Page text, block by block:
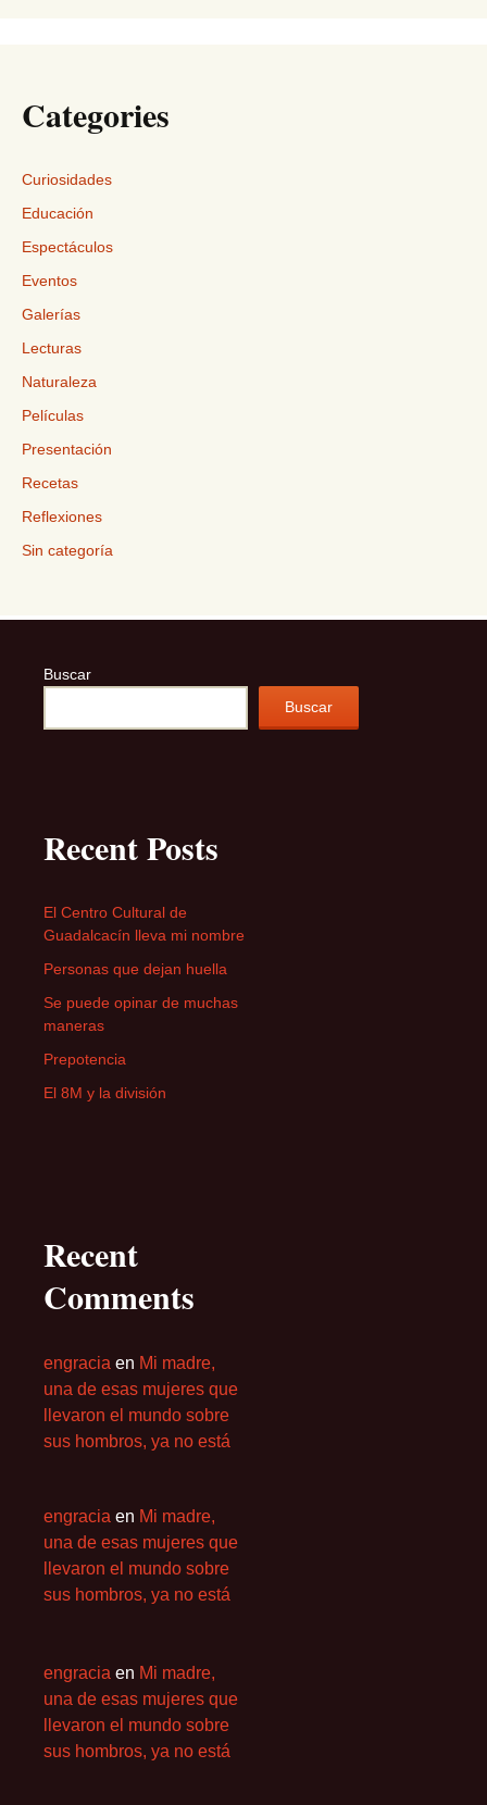
Categories
Curiosidades
Educación
Espectáculos
Eventos
Galerías
Lecturas
Naturaleza
Películas
Presentación
Recetas
Reflexiones
Sin categoría
Buscar
Buscar
Recent Posts
El Centro Cultural de
Guadalcacín lleva mi nombre
Personas que dejan huella
Se puede opinar de muchas
maneras
Prepotencia
El 8M y la división
Recent
Comments
engracia en Mi madre,
una de esas mujeres que
llevaron el mundo sobre
sus hombros, ya no está
engracia en Mi madre,
una de esas mujeres que
llevaron el mundo sobre
sus hombros, ya no está
engracia en Mi madre,
una de esas mujeres que
llevaron el mundo sobre
sus hombros, ya no está